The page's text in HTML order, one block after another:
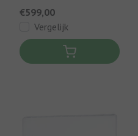
Ingebouwde WIFI
€599,00
Vergelijk